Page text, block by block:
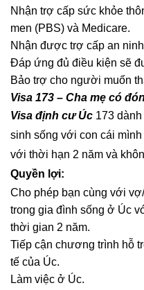
Nhận trợ cấp sức khỏe
men (PBS) và Medicare.
Nhận được trợ cấp an
Đáp ứng đủ điều kiện sẽ
Bảo trợ cho người muốn
Visa 173 – Cha mẹ có
Visa định cư Úc 173
sinh sống với con cái
với thời hạn 2 năm và
Quyền lợi:
Cho phép bạn cùng với
trong gia đình sống ở Úc
thời gian 2 năm.
Tiếp cận chương trình hỗ
tế của Úc.
Làm việc ở Úc.